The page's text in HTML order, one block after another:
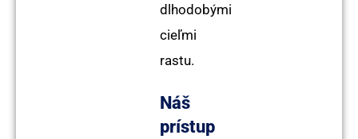
dlhodobými
cieľmi
rastu.
Náš
prístup